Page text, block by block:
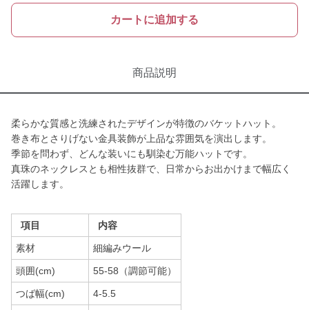
カートに追加する
商品説明
柔らかな質感と洗練されたデザインが特徴のバケットハット。
巻き布とさりげない金具装飾が上品な雰囲気を演出します。
季節を問わず、どんな装いにも馴染む万能ハットです。
真珠のネックレスとも相性抜群で、日常からお出かけまで幅広く
活躍します。
項目 内容
素材 細編みウール
頭囲(cm) 55-58（調節可能）
つば幅(cm) 4-5.5